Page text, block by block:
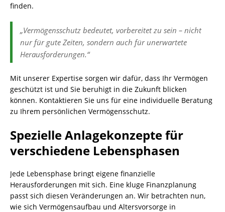
finden.
„Vermögensschutz bedeutet, vorbereitet zu sein – nicht
nur für gute Zeiten, sondern auch für unerwartete
Herausforderungen.“
Mit unserer Expertise sorgen wir dafür, dass Ihr Vermögen
geschützt ist und Sie beruhigt in die Zukunft blicken
können. Kontaktieren Sie uns für eine individuelle Beratung
zu Ihrem persönlichen Vermögensschutz.
Spezielle Anlagekonzepte für
verschiedene Lebensphasen
Jede Lebensphase bringt eigene finanzielle
Herausforderungen mit sich. Eine kluge Finanzplanung
passt sich diesen Veränderungen an. Wir betrachten nun,
wie sich Vermögensaufbau und Altersvorsorge in